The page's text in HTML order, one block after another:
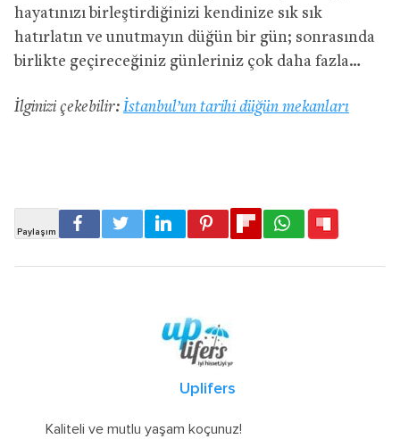
hayatınızı birleştirdiğinizi kendinize sık sık
hatırlatın ve unutmayın düğün bir gün; sonrasında
birlikte geçireceğiniz günleriniz çok daha fazla…
İlginizi çekebilir: İstanbul’un tarihi düğün mekanları
Uplifers
Kaliteli ve mutlu yaşam koçunuz!